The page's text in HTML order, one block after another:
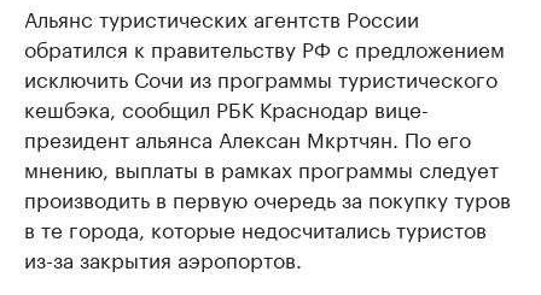
Альянс туристических агентств России
обратился к правительству РФ с предложением
исключить Сочи из программы туристического
кешбэка, сообщил РБК Краснодар вице-
президент альянса Алексан Мкртчян. По его
мнению, выплаты в рамках программы следует
производить в первую очередь за покупку туров
в те города, которые недосчитались туристов
из-за закрытия аэропортов.